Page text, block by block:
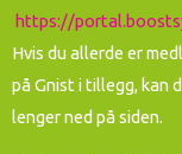
https://
Hvis du allerde er
på Gnist i tillegg, kan
lenger ned på siden.